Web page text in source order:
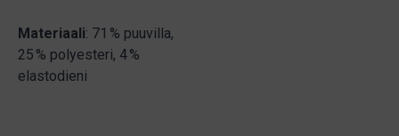
Materiaali: 71 % puuvilla,
25 % polyesteri, 4 %
elastodieni